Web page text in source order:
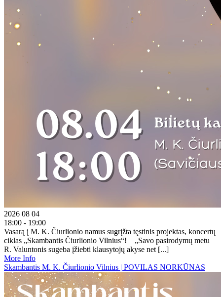
2026 08 04
18:00 - 19:00
Vasarą į M. K. Čiurlionio namus sugrįžta tęstinis projektas, koncertų
ciklas „Skambantis Čiurlionio Vilnius“! „Savo pasirodymų metu
R. Valuntonis sugeba įžiebti klausytojų akyse net [...]
More Info
Skambantis M. K. Čiurlionio Vilnius | POVILAS NORKŪNAS